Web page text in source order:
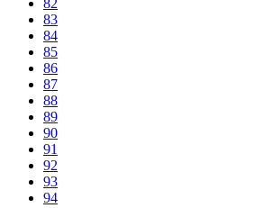
82
83
84
85
86
87
88
89
90
91
92
93
94